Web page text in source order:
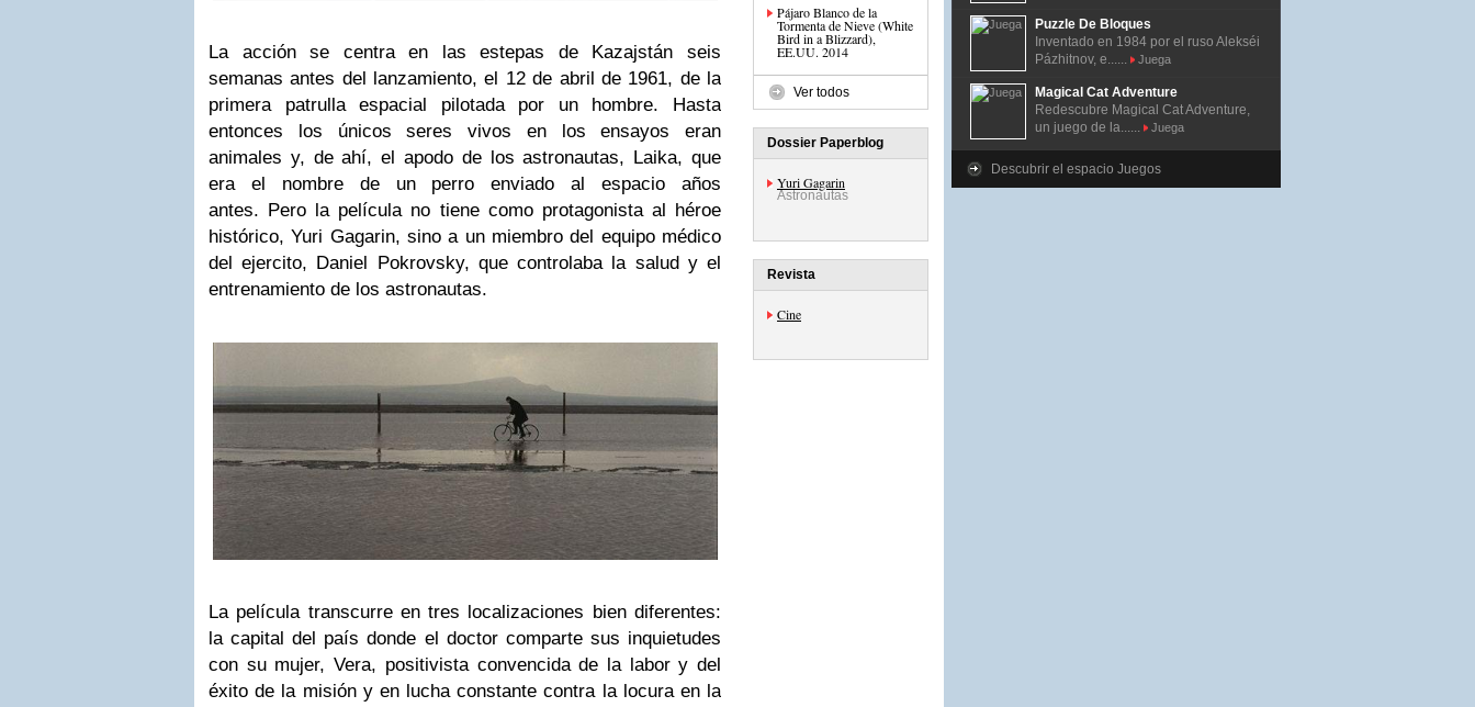
La acción se centra en las estepas de Kazajstán seis
semanas antes del lanzamiento, el 12 de abril de 1961, de la
primera patrulla espacial pilotada por un hombre. Hasta
entonces los únicos seres vivos en los ensayos eran
animales y, de ahí, el apodo de los astronautas, Laika, que
era el nombre de un perro enviado al espacio años
antes. Pero la película no tiene como protagonista al héroe
histórico, Yuri Gagarin, sino a un miembro del equipo médico
del ejercito, Daniel Pokrovsky, que controlaba la salud y el
entrenamiento de los astronautas.
La película transcurre en tres localizaciones bien diferentes:
la capital del país donde el doctor comparte sus inquietudes
con su mujer, Vera, positivista convencida de la labor y del
éxito de la misión y en lucha constante contra la locura en la
Pájaro Blanco de la
Tormenta de Nieve (White
Bird in a Blizzard),
EE.UU. 2014
Ver todos
Dossier Paperblog
Yuri Gagarin
Astronautas
Revista
Cine
Puzzle De Bloques
Inventado en 1984 por el ruso Alekséi
Pázhitnov, e......
Juega
Magical Cat Adventure
Redescubre Magical Cat Adventure,
un juego de la......
Juega
Descubrir el espacio Juegos